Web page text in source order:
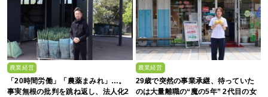
農業経営
「20時間労働」「農薬まみれ」…。
事実無根の批判を跳ね返し、法人化2
農業経営
29歳で突然の事業承継、待っていた
のは大量離職の“魔の5年” 2代目の女